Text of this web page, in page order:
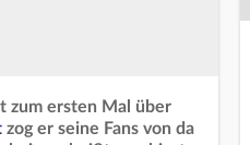
zum ersten Mal über
zog er seine Fans von da